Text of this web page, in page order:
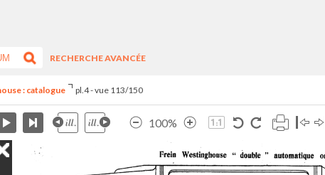
RECHERCHE AVANCÉE
: catalogue pl.4 - vue 113/150
100%